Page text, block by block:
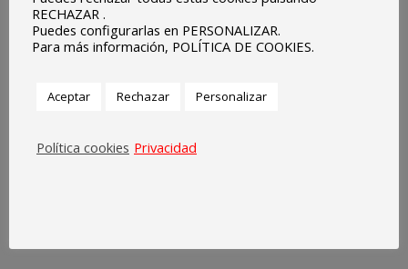
RECHAZAR .
Puedes configurarlas en PERSONALIZAR.
Para más información, POLÍTICA DE COOKIES.
Aceptar Rechazar Personalizar
Política cookies Privacidad